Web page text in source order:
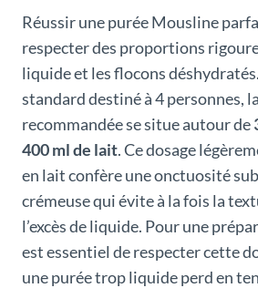
Réussir une purée Mousline
respecter des proportions
liquide et les flocons
standard destiné à 4 personnes,
recommandée se situe autour de
400 ml de lait. Ce dosage
en lait confère une onctuosité
crémeuse qui évite à la fois la
l’excès de liquide. Pour une
est essentiel de respecter cette
une purée trop liquide perd en